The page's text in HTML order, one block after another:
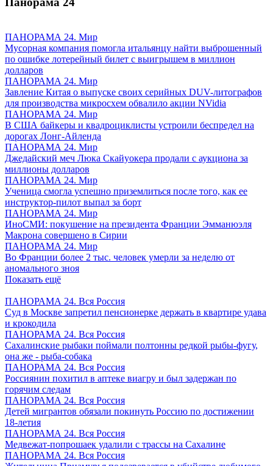
ПАНОРАМА 24. Мир
Мусорная компания помогла итальянцу найти выброшенный
по ошибке лотерейный билет с выигрышем в миллион
долларов
ПАНОРАМА 24. Мир
Завление Китая о выпуске своих серийных DUV-литографов
для производства микросхем обвалило акции NVidia
ПАНОРАМА 24. Мир
В США байкеры и квадроциклисты устроили беспредел на
дорогах Лонг-Айленда
ПАНОРАМА 24. Мир
Джедайский меч Люка Скайуокера продали с аукциона за
миллионы долларов
ПАНОРАМА 24. Мир
Ученица смогла успешно приземлиться после того, как ее
инструктор-пилот выпал за борт
ПАНОРАМА 24. Мир
ИноСМИ: покушение на президента Франции Эмманюэля
Макрона совершено в Сирии
ПАНОРАМА 24. Мир
Во Франции более 2 тыс. человек умерли за неделю от
аномального зноя
Показать ещё
ПАНОРАМА 24. Вся Россия
Суд в Москве запретил пенсионерке держать в квартире удава
и крокодила
ПАНОРАМА 24. Вся Россия
Сахалинские рыбаки поймали полтонны редкой рыбы-фугу,
она же - рыба-собака
ПАНОРАМА 24. Вся Россия
Россиянин похитил в аптеке виагру и был задержан по
горячим следам
ПАНОРАМА 24. Вся Россия
Детей мигрантов обязали покинуть Россию по достижении
18-летия
ПАНОРАМА 24. Вся Россия
Медвежат-попрошаек удалили с трассы на Сахалине
ПАНОРАМА 24. Вся Россия